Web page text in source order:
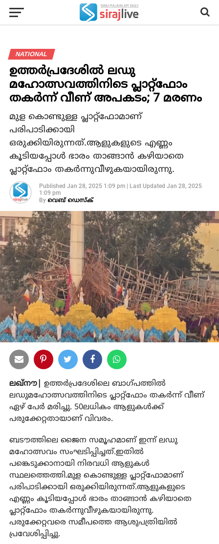
NATIONAL
ഉത്തര്‍പ്രദേശില്‍ ലഡു
മഹോത്സവത്തിനിടെ പ്ലാറ്റ്‌ഫോം
തകര്‍ന്ന് വീണ് അപകടം; 7 മരണം
മുള കൊണ്ടുള്ള പ്ലാറ്റ്‌ഫോമാണ്
പരിപാടിക്കായി
ഒരുക്കിയിരുന്നത്.ആളുകളുടെ എണ്ണം
കൂടിയപ്പോള്‍ ഭാരം താങ്ങാന്‍ കഴിയാതെ
പ്ലാറ്റ്‌ഫോം തകര്‍ന്നുവീഴുകയായിരുന്നു.
Published Jan 28, 2025 1:09 pm| Last Updated Jan 28, 2025
1:09 pm
By വെബ് ഡെസ്‌ക്
ലഖ്‌നൗ|
ഉത്തര്‍പ്രദേശിലെ ബാഗ്പത്തില്‍
ലഡുമഹോത്സവത്തിനിടെ പ്ലാറ്റ്‌ഫോം തകര്‍ന്ന് വീണ്
ഏഴ് പേര്‍ മരിച്ചു. 50ലധികം ആളുകള്‍ക്ക്
പരുക്കേറ്റതായാണ് വിവരം.
ബടൗത്തിലെ ജൈന സമൂഹമാണ് ഇന്ന് ലഡു
മഹോത്സവം സംഘടിപ്പിച്ചത്.ഇതില്‍
പങ്കെടുക്കാനായി നിരവധി ആളുകള്‍
സ്ഥലത്തെത്തി.മുള കൊണ്ടുള്ള പ്ലാറ്റ്‌ഫോമാണ്
പരിപാടിക്കായി ഒരുക്കിയിരുന്നത്.ആളുകളുടെ
എണ്ണം കൂടിയപ്പോള്‍ ഭാരം താങ്ങാന്‍ കഴിയാതെ
പ്ലാറ്റ്‌ഫോം തകര്‍ന്നുവീഴുകയായിരുന്നു.
പരുക്കേറ്റവരെ സമീപത്തെ ആശുപത്രിയില്‍
പ്രവേശിപ്പിച്ചു.